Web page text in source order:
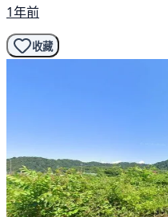
1年前
收藏